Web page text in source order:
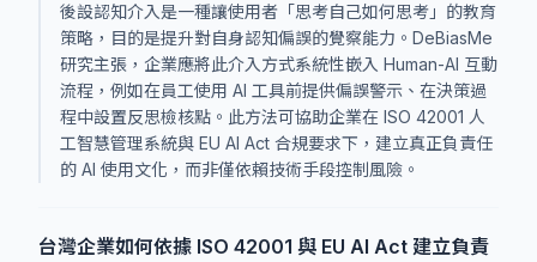
後設認知介入是一種讓使用者「思考自己如何思考」的教育
策略，目的是提升對自身認知偏誤的覺察能力。DeBiasMe
研究主張，企業應將此介入方式系統性嵌入 Human-AI 互動
流程，例如在員工使用 AI 工具前提供偏誤警示、在決策過
程中設置反思檢核點。此方法可協助企業在 ISO 42001 人
工智慧管理系統與 EU AI Act 合規要求下，建立真正負責任
的 AI 使用文化，而非僅依賴技術手段控制風險。
台灣企業如何依據 ISO 42001 與 EU AI Act 建立負責